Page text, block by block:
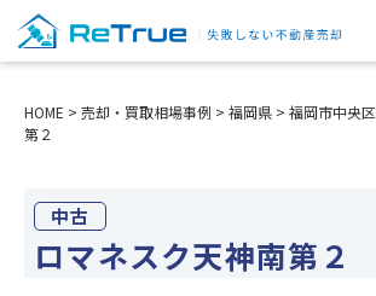
HOME > 売却・買取相場事例 > 福岡県 > 福岡市中央区
第２
中古
ロマネスク天神南第２